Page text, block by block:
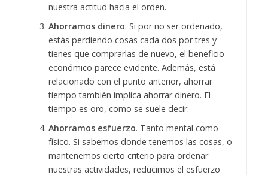
nuestra actitud hacia el orden.
Ahorramos dinero. Si por no ser ordenado,
estás perdiendo cosas cada dos por tres y
tienes que comprarlas de nuevo, el beneficio
económico parece evidente. Además, está
relacionado con el punto anterior, ahorrar
tiempo también implica ahorrar dinero. El
tiempo es oro, como se suele decir.
Ahorramos esfuerzo. Tanto mental como
físico. Si sabemos donde tenemos las cosas, o
mantenemos cierto criterio para ordenar
nuestras actividades, reducimos el esfuerzo